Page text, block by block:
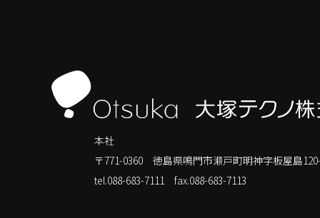
本社
〒771-0360 徳島県鳴門市瀬戸町明神字板屋島
tel.088-683-7111 fax.088-683-7113